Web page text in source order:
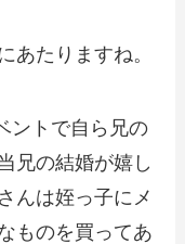
あたりますね。
ントで自ら兄の
兄の結婚が嬉し
んは姪っ子にメ
ものを買ってあ